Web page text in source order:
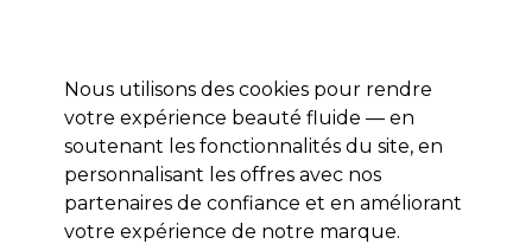
Se connecter
Marques Bons plans Coiffure Electro et Matériel
Livraison et délais
lire la suite
Nous utilisons des cookies pour rendre
votre expérience beauté fluide — en
soutenant les fonctionnalités du site, en
personnalisant les offres avec nos
partenaires de confiance et en améliorant
votre expérience de notre marque.